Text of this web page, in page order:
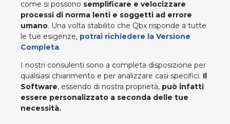
come si possono semplificare e velocizzare
processi di norma lenti e soggetti ad errore
umano. Una volta stabilito che Qbx risponde a tutte
le tue esigenze, potrai richiedere la Versione
Completa.
I nostri consulenti sono a completa disposizione per
qualsiasi chiarimento e per analizzare casi specifici. Il
Software, essendo di nostra proprietà, può infatti
essere personalizzato a seconda delle tue
necessità.